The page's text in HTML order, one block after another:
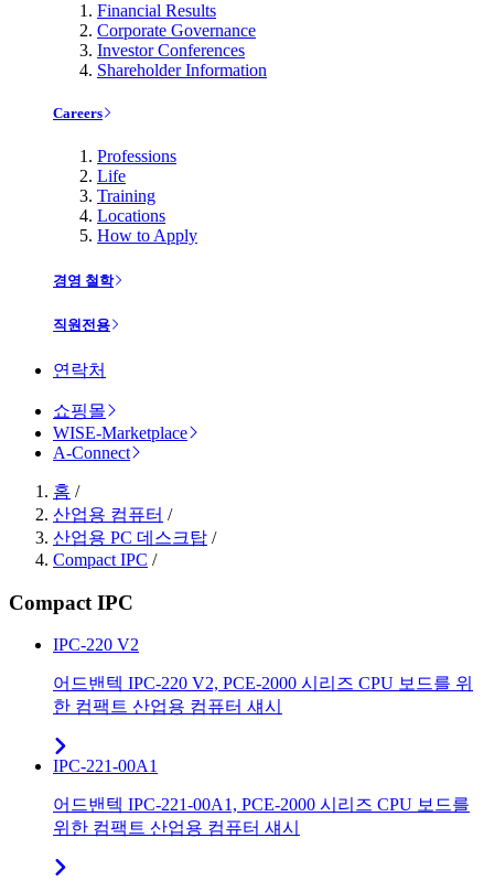
Financial Results
Corporate Governance
Investor Conferences
Shareholder Information
Careers
Professions
Life
Training
Locations
How to Apply
경영 철학
직원전용
연락처
쇼핑몰
WISE-Marketplace
A-Connect
홈 /
산업용 컴퓨터 /
산업용 PC 데스크탑 /
Compact IPC /
Compact IPC
IPC-220 V2
어드밴텍 IPC-220 V2, PCE-2000 시리즈 CPU 보드를 위
한 컴팩트 산업용 컴퓨터 섀시
IPC-221-00A1
어드밴텍 IPC-221-00A1, PCE-2000 시리즈 CPU 보드를
위한 컴팩트 산업용 컴퓨터 섀시